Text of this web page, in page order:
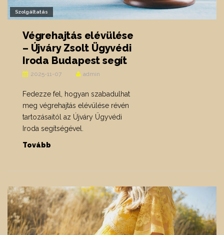
Szolgáltatás
Végrehajtás elévülése
– Újváry Zsolt Ügyvédi
Iroda Budapest segít
2025-11-07 admin
Fedezze fel, hogyan szabadulhat
meg végrehajtás elévülése révén
tartozásaitól az Újváry Ügyvédi
Iroda segítségével.
Tovább